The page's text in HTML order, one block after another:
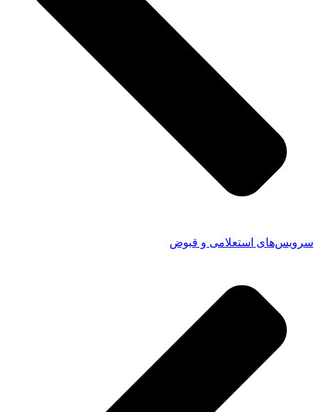
سرویس‌های استعلامی و قبوض